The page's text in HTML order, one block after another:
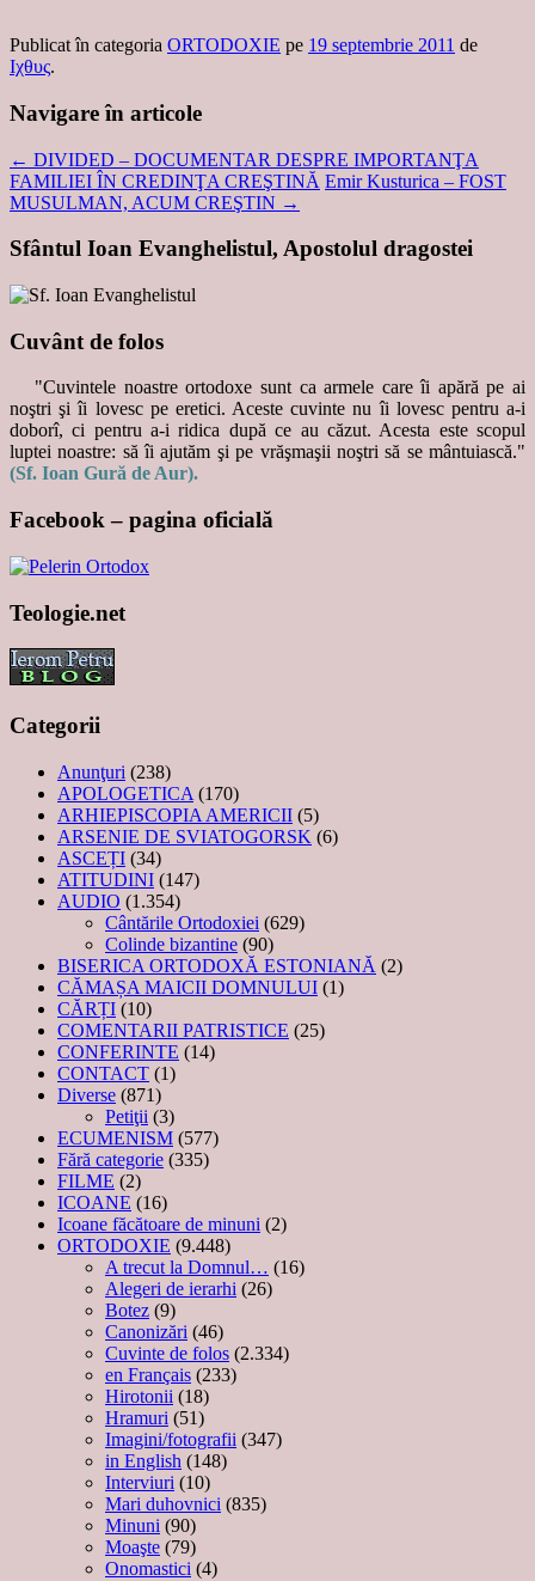
Publicat în categoria ORTODOXIE pe 19 septembrie 2011 de
Ιχθυς.
Navigare în articole
← DIVIDED – DOCUMENTAR DESPRE IMPORTANŢA
FAMILIEI ÎN CREDINŢA CREŞTINĂ Emir Kusturica – FOST
MUSULMAN, ACUM CREŞTIN →
Sfântul Ioan Evanghelistul, Apostolul dragostei
Cuvânt de folos
"Cuvintele noastre ortodoxe sunt ca armele care îi apără pe ai
noştri şi îi lovesc pe eretici. Aceste cuvinte nu îi lovesc pentru a-i
doborî, ci pentru a-i ridica după ce au căzut. Acesta este scopul
luptei noastre: să îi ajutăm şi pe vrăşmaşii noştri să se mântuiască."
(Sf. Ioan Gură de Aur).
Facebook – pagina oficială
Teologie.net
Categorii
Anunţuri (238)
APOLOGETICA (170)
ARHIEPISCOPIA AMERICII (5)
ARSENIE DE SVIATOGORSK (6)
ASCEȚI (34)
ATITUDINI (147)
AUDIO (1.354)
Cântările Ortodoxiei (629)
Colinde bizantine (90)
BISERICA ORTODOXĂ ESTONIANĂ (2)
CĂMAȘA MAICII DOMNULUI (1)
CĂRȚI (10)
COMENTARII PATRISTICE (25)
CONFERINTE (14)
CONTACT (1)
Diverse (871)
Petiţii (3)
ECUMENISM (577)
Fără categorie (335)
FILME (2)
ICOANE (16)
Icoane făcătoare de minuni (2)
ORTODOXIE (9.448)
A trecut la Domnul… (16)
Alegeri de ierarhi (26)
Botez (9)
Canonizări (46)
Cuvinte de folos (2.334)
en Français (233)
Hirotonii (18)
Hramuri (51)
Imagini/fotografii (347)
in English (148)
Interviuri (10)
Mari duhovnici (835)
Minuni (90)
Moaşte (79)
Onomastici (4)